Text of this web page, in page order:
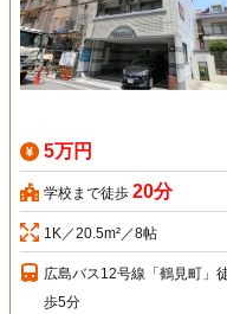
5万円
学校まで徒歩 20分
1K／20.5m²／8帖
広島バス12号線「鶴見町」
歩5分